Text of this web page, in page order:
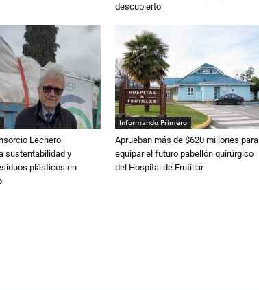
descubierto
Lechero
sustentabilidad y
plásticos en
Informando Primero
Aprueban más de $620 millones para
equipar el futuro pabellón quirúrgico
del Hospital de Frutillar